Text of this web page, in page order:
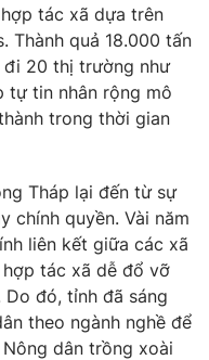
thao
sản
mình bằng AI
tác xã dựa trên
Thành quả 18.000 tấn
đi 20 thị trường như
tự tin nhân rộng mô
trong thời gian
Tháp lại đến từ sự
chính quyền. Vài năm
liên kết giữa các xã
tác xã dễ đổ vỡ
đó, tỉnh đã sáng
theo ngành nghề để
dân trồng xoài